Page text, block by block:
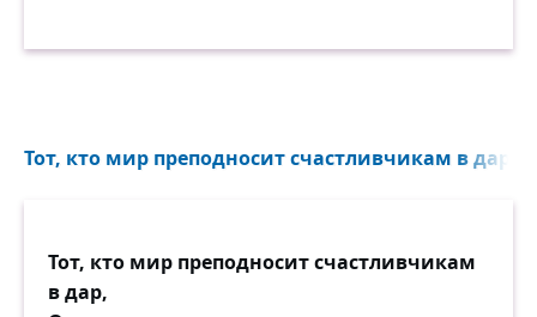
Тот, кто мир преподносит счастливчикам в дар...
Тот, кто мир преподносит счастливчикам
в дар,